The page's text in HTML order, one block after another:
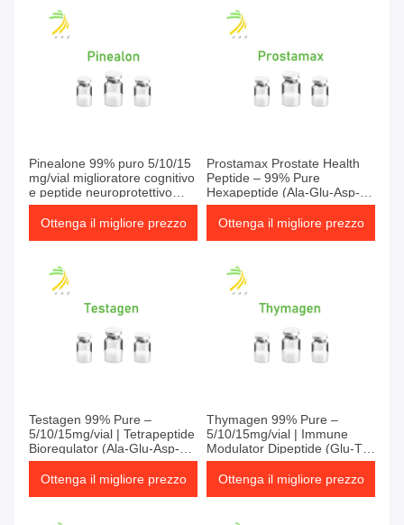
Pinealone 99% puro 5/10/15
mg/vial miglioratore cognitivo
e peptide neuroprotettivo
supporto anti-invecchiamento
della memoria e del cervello
Ottenga il migliore prezzo
Prostamax Prostate Health
Peptide – 99% Pure
Hexapeptide (Ala-Glu-Asp-
Pro-Pro-Gly | AEDPPG) |
Bioregulator for Men's
Ottenga il migliore prezzo
Testagen 99% Pure –
5/10/15mg/vial | Tetrapeptide
Bioregulator (Ala-Glu-Asp-
Gly | AEDG)
Ottenga il migliore prezzo
Thymagen 99% Pure –
5/10/15mg/vial | Immune
Modulator Dipeptide (Glu-Trp
| EW) | T-Cell Enhancer
Ottenga il migliore prezzo